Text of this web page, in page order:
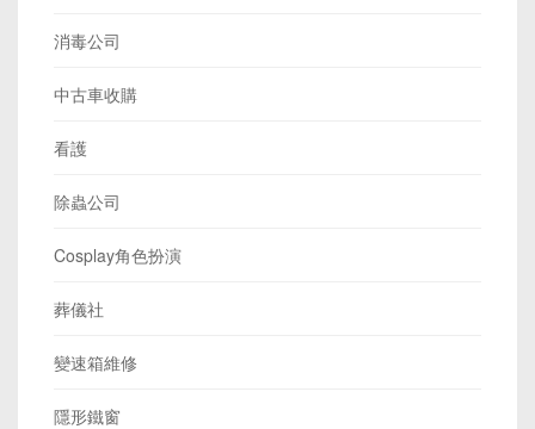
消毒公司
中古車收購
看護
除蟲公司
Cosplay角色扮演
葬儀社
變速箱維修
隱形鐵窗